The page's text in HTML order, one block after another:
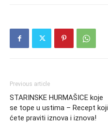
Previous article
STARINSKE HURMAŠICE koje
se tope u ustima – Recept koji
ćete praviti iznova i iznova!